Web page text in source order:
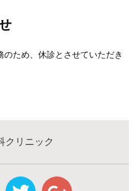
ため、休診とさせていただき
クリニック